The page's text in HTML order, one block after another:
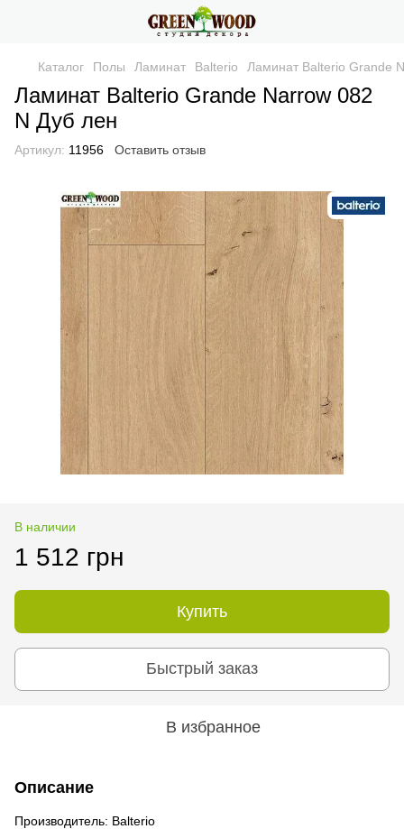
Каталог Полы Ламинат Balterio Ламинат Balterio Grande
Ламинат Balterio Grande Narrow 082
N Дуб лен
Артикул: 11956 Оставить отзыв
В наличии
1 512 грн
Купить
Быстрый заказ
В избранное
Описание
Производитель: Balterio